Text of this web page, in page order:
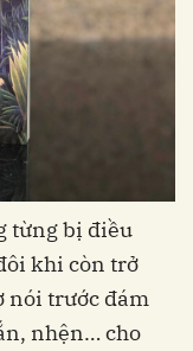
từng bị điều
khi còn trở
nói trước đám
nhện… cho